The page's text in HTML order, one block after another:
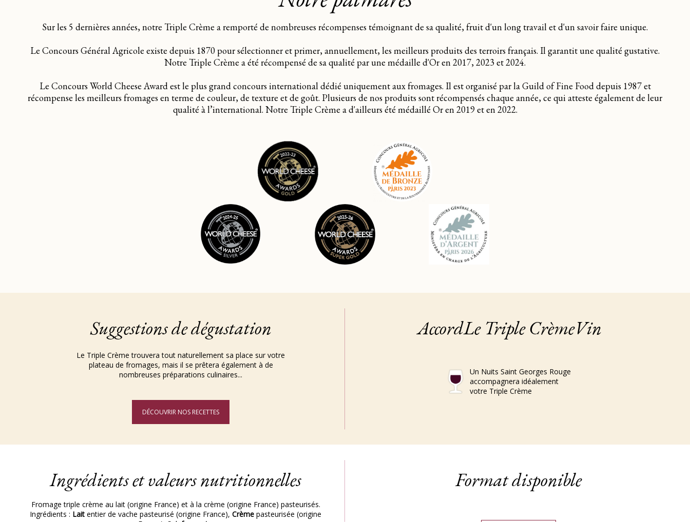
Sur les 5 dernières années, notre Triple Crème a remporté de nombreuses récompenses témoignant de sa qualité, fruit d'un long travail et d'un savoir faire unique.
Le Concours Général Agricole existe depuis 1870 pour sélectionner et primer, annuellement, les meilleurs produits des terroirs français. Il garantit une qualité gustative.
Notre Triple Crème a été récompensé de sa qualité par une médaille d'Or en 2017, 2023 et 2024.
Le Concours World Cheese Award est le plus grand concours international dédié uniquement aux fromages. Il est organisé par la Guild of Fine Food depuis 1987 et
récompense les meilleurs fromages en terme de couleur, de texture et de goût. Plusieurs de nos produits sont récompensés chaque année, ce qui atteste également de leur
qualité à l’international. Notre Triple Crème a d'ailleurs été médaillé Or en 2019 et en 2022.
Suggestions de dégustation
Le Triple Crème trouvera tout naturellement sa place sur votre
plateau de fromages, mais il se prêtera également à de
nombreuses préparations culinaires...
DÉCOUVRIR NOS RECETTES
AccordLe Triple CrèmeVin
Un Nuits Saint Georges Rouge
accompagnera idéalement
votre Triple Crème
Ingrédients et valeurs nutritionnelles
Fromage triple crème au lait (origine France) et à la crème (origine France) pasteurisés.
Ingrédients : Lait entier de vache pasteurisé (origine France), Crème pasteurisée (origine
Format disponible